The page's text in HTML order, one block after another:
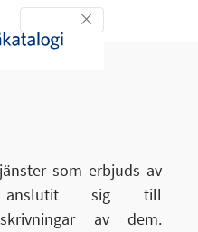
Toggle navigation
som erbjuds av
anslutit sig till
av dem.